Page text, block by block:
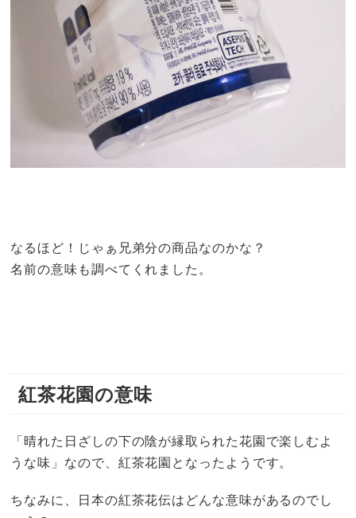
なるほど！じゃぁ兄弟分の商品なのかな？
名前の意味も調べてくれました。
紅茶花園の意味
「晴れた日ざしの下の陰が縁取られた花園で楽しむよ
うな味」なので、紅茶花園となったようです。
ちなみに、日本の紅茶花伝はどんな意味があるのでし